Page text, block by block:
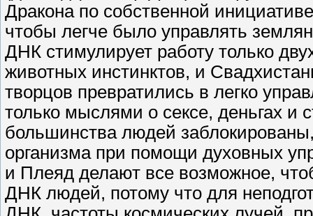
Дракона по собственной
чтобы легче было управлять
ДНК стимулирует работу только
животных инстинктов, и
творцов превратились в легко
только мыслями о сексе, деньгах и
большинства людей
организма при помощи духовных
и Плеяд делают все возможное,
ДНК людей, потому что для